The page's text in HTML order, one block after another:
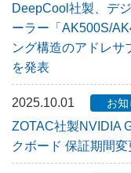
DeepCool社製、デ
ーラー「AK500S/
ング構造のアドレサ
を発表
2025.10.01 お
ZOTAC社製NVIDIA
クボード 保証期間